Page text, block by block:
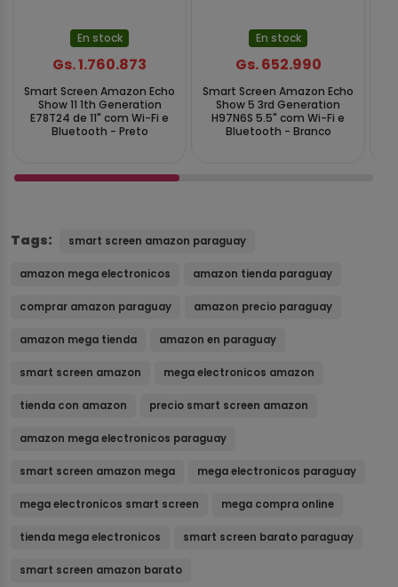
En stock
Gs. 1.760.873
Smart Screen Amazon Echo
Show 11 1th Generation
E78T24 de 11" com Wi-Fi e
Bluetooth - Preto
En stock
Gs. 652.990
Smart Screen Amazon Echo
Show 5 3rd Generation
H97N6S 5.5" com Wi-Fi e
Bluetooth - Branco
Tags: smart screen amazon paraguay
amazon mega electronicos amazon tienda paraguay
comprar amazon paraguay amazon precio paraguay
amazon mega tienda amazon en paraguay
smart screen amazon mega electronicos amazon
tienda con amazon precio smart screen amazon
amazon mega electronicos paraguay
smart screen amazon mega mega electronicos paraguay
mega electronicos smart screen mega compra online
tienda mega electronicos smart screen barato paraguay
smart screen amazon barato